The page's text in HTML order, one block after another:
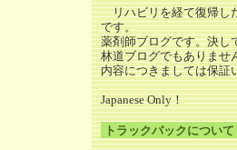
リハビリを経て復帰し
です。
薬剤師ブログです。決し
林道ブログでもありませ
内容につきましては保証
Japanese Only！
トラックバックについて